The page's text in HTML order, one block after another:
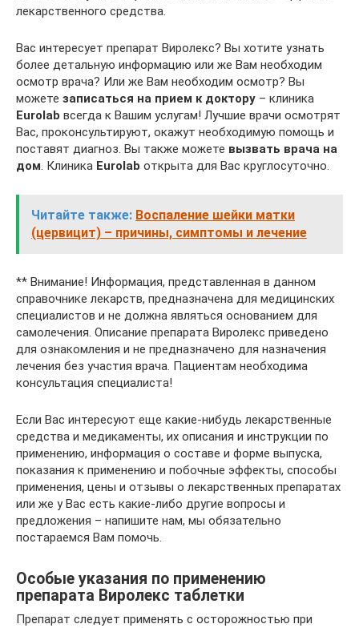
лекарственного средства.
Вас интересует препарат Виролекс? Вы хотите узнать
более детальную информацию или же Вам необходим
осмотр врача? Или же Вам необходим осмотр? Вы
можете записаться на прием к доктору – клиника
Eurolab всегда к Вашим услугам! Лучшие врачи осмотрят
Вас, проконсультируют, окажут необходимую помощь и
поставят диагноз. Вы также можете вызвать врача на
дом. Клиника Eurolab открыта для Вас круглосуточно.
Читайте также: Воспаление шейки матки
(цервицит) – причины, симптомы и лечение
** Внимание! Информация, представленная в данном
справочнике лекарств, предназначена для медицинских
специалистов и не должна являться основанием для
самолечения. Описание препарата Виролекс приведено
для ознакомления и не предназначено для назначения
лечения без участия врача. Пациентам необходима
консультация специалиста!
Если Вас интересуют еще какие-нибудь лекарственные
средства и медикаменты, их описания и инструкции по
применению, информация о составе и форме выпуска,
показания к применению и побочные эффекты, способы
применения, цены и отзывы о лекарственных препаратах
или же у Вас есть какие-либо другие вопросы и
предложения – напишите нам, мы обязательно
постараемся Вам помочь.
Особые указания по применению
препарата Виролекс таблетки
Препарат следует применять с осторожностью при